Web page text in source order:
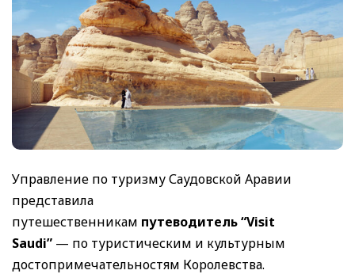
Управление по туризму Саудовской Аравии
представила
путешественникам путеводитель“Visit
Saudi” — по туристическим и культурным
достопримечательностям Королевства.